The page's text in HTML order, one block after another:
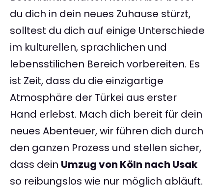
du dich in dein neues Zuhause stürzt,
solltest du dich auf einige Unterschiede
im kulturellen, sprachlichen und
lebensstilichen Bereich vorbereiten. Es
ist Zeit, dass du die einzigartige
Atmosphäre der Türkei aus erster
Hand erlebst. Mach dich bereit für dein
neues Abenteuer, wir führen dich durch
den ganzen Prozess und stellen sicher,
dass dein Umzug von Köln nach Usak
so reibungslos wie nur möglich abläuft.